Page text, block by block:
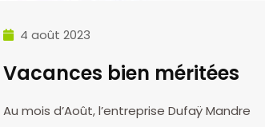
4 août 2023
Vacances bien méritées
Au mois d’Août, l’entreprise Dufaÿ Mandre